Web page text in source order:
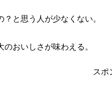
と思う人が少なくない。
おいしさが味わえる。
スポ